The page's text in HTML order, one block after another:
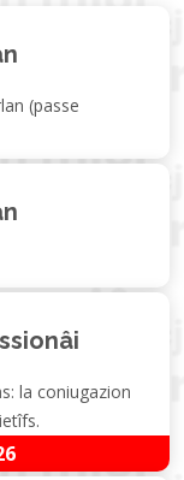
(passe
la coniugazion